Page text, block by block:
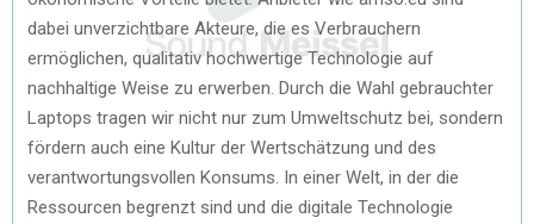
dabei unverzichtbare Akteure, die es Verbrauchern
ermöglichen, qualitativ hochwertige Technologie auf
nachhaltige Weise zu erwerben. Durch die Wahl gebrauchter
Laptops tragen wir nicht nur zum Umweltschutz bei, sondern
fördern auch eine Kultur der Wertschätzung und des
verantwortungsvollen Konsums. In einer Welt, in der die
Ressourcen begrenzt sind und die digitale Technologie